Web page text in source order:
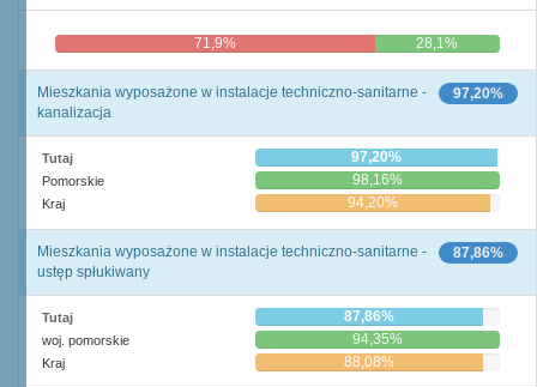
71,9% 28,1%
97,20%
Mieszkania wyposażone w instalacje techniczno-sanitarne -
kanalizacja
Tutaj 97,20%
Pomorskie 98,16%
Kraj 94,20%
87,86%
Mieszkania wyposażone w instalacje techniczno-sanitarne -
ustęp spłukiwany
Tutaj 87,86%
woj. pomorskie 94,35%
Kraj 88,08%